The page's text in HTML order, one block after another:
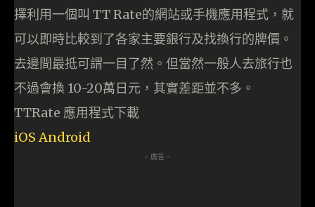
擇利用一個叫 TT Rate的網站或手機應用程式，就
可以即時比較到了各家主要銀行及找換行的牌價。
去邊間最抵可謂一目了然。但當然一般人去旅行也
不過會換 10-20萬日元，其實差距並不多。
TTRate 應用程式下載
iOS Android
- 廣告 -